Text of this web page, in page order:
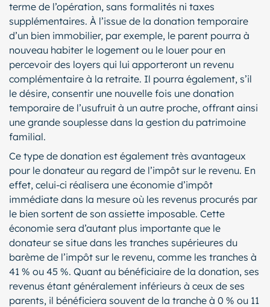
terme de l’opération, sans formalités ni taxes
supplémentaires. À l’issue de la donation temporaire
d’un bien immobilier, par exemple, le parent pourra à
nouveau habiter le logement ou le louer pour en
percevoir des loyers qui lui apporteront un revenu
complémentaire à la retraite. Il pourra également, s’il
le désire, consentir une nouvelle fois une donation
temporaire de l’usufruit à un autre proche, offrant ainsi
une grande souplesse dans la gestion du patrimoine
familial.
Ce type de donation est également très avantageux
pour le donateur au regard de l’impôt sur le revenu. En
effet, celui-ci réalisera une économie d’impôt
immédiate dans la mesure où les revenus procurés par
le bien sortent de son assiette imposable. Cette
économie sera d’autant plus importante que le
donateur se situe dans les tranches supérieures du
barème de l’impôt sur le revenu, comme les tranches à
41 % ou 45 %. Quant au bénéficiaire de la donation, ses
revenus étant généralement inférieurs à ceux de ses
parents, il bénéficiera souvent de la tranche à 0 % ou 11